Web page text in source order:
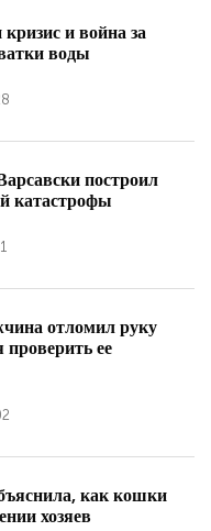
и война за
воды
построил
катастрофы
отломил руку
проверить ее
как кошки
хозяев